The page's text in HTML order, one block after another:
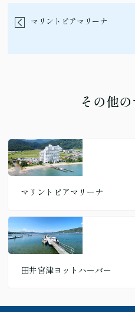
マリントピアマリーナ
その他
マリントピアマリーナ
田井宮津ヨットハーバー